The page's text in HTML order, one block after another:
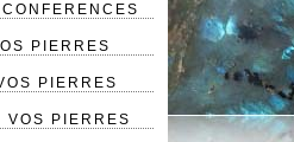
PIERRES
PIERRES
VOS PIERRES